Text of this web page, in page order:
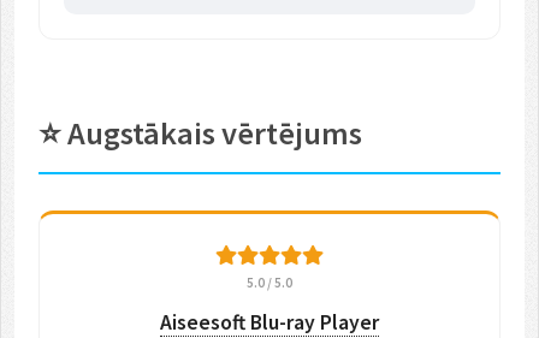
⭐ Augstākais vērtējums
5.0 / 5.0
Aiseesoft Blu-ray Player